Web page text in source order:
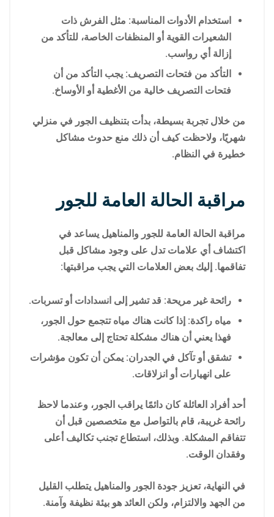
استخدام الأدوات المناسبة: مثل الفرش ذات
الشعيرات القوية أو المنظفات الخاصة، للتأكد من
إزالة أي رواسب.
التأكد من فتحات التصريف: يجب التأكد من أن
فتحات التصريف خالية من الأغطية أو الأوساخ.
من خلال تجربة بسيطة، بدأت بتنظيف الجور في منزلي
شهريًا، ولاحظت كيف أن ذلك منع حدوث مشاكل
خطيرة في النظام.
مراقبة الحالة العامة للجور
مراقبة الحالة العامة للجور والمناهيل يساعد في
اكتشاف أي علامات تدل على وجود مشاكل قبل
تفاقمها. إليك بعض العلامات التي يجب مراقبتها:
رائحة غير مريحة: قد تشير إلى انسدادات أو تسربات.
مياه راكدة: إذا كانت هناك مياه تتجمع حول الجور،
فهذا يعني أن هناك مشكلة تحتاج إلى معالجة.
تشقق أو تآكل في الجدران: يمكن أن تكون مؤشرات
على انهيارات أو انزلاقات.
أحد أفراد العائلة كان دائمًا يراقب الجور، وعندما لاحظ
رائحة غريبة، قام بالتواصل مع متخصصين قبل أن
تتفاقم المشكلة. وبذلك، استطاع تجنب تكاليف أعلى
وفقدان الوقت.
في النهاية، تعزيز جودة الجور والمناهيل يتطلب القليل
من الجهد والالتزام، ولكن العائد هو بيئة نظيفة وآمنة.